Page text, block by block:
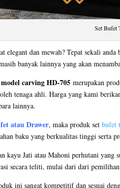
Set Bufet
elegant dan mewah? Tepat sekali
banyak lainnya yang akan
carving HD-705 merupakan
tenaga ahli. Harga yang kami
lainnya.
atau Drawer, maka produk set bufet
baku yang berkualitas tinggi serta
kayu Jati atau Mahoni perhutani yang
secara teliti, mulai dari dari
ini sangat kompetitif dan sesuai